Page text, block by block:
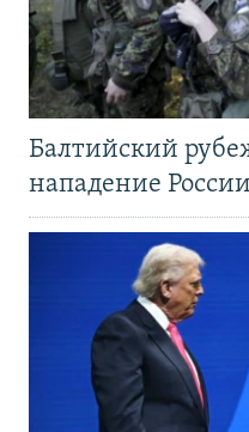
Балтийский
нападение